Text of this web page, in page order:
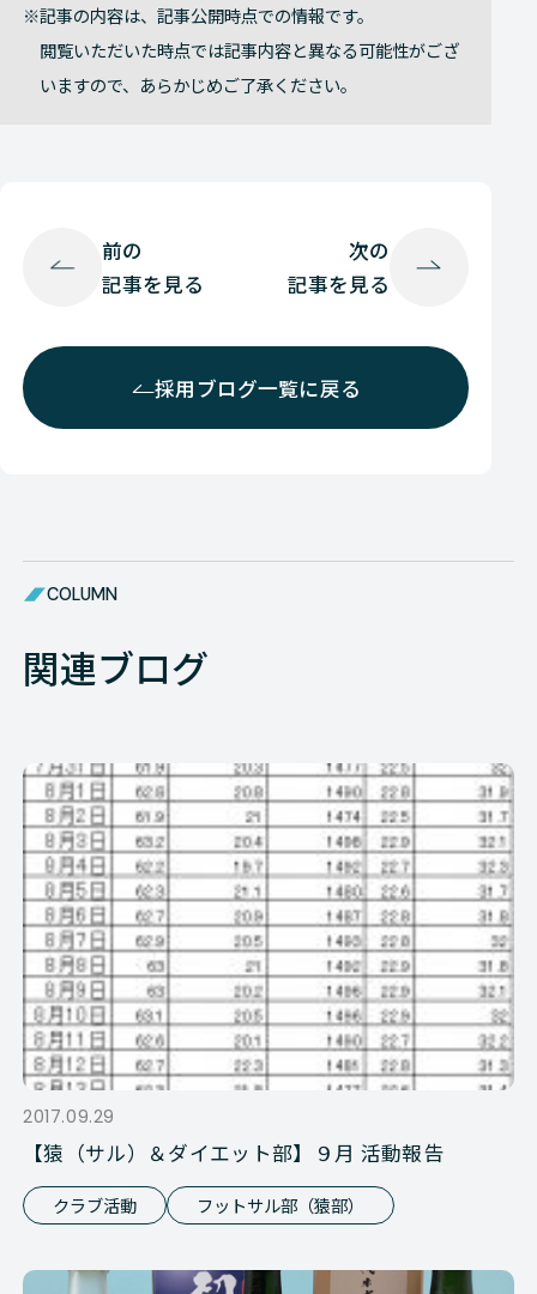
記事の内容は、記事公開時点での情報です。
閲覧いただいた時点では記事内容と異なる可能性がござ
いますので、あらかじめご了承ください。
前の
記事を見る
採用ブログ一覧に戻る
次の
記事を見る
COLUMN
関連ブログ
2017.09.29
【猿（サル）＆ダイエット部】９月 活動報告
クラブ活動 フットサル部（猿部）